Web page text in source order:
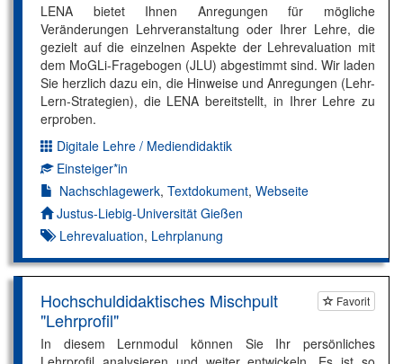
LENA bietet Ihnen Anregungen für mögliche
Veränderungen Lehrveranstaltung oder Ihrer Lehre, die
gezielt auf die einzelnen Aspekte der Lehrevaluation mit
dem MoGLi-Fragebogen (JLU) abgestimmt sind. Wir laden
Sie herzlich dazu ein, die Hinweise und Anregungen (Lehr-
Lern-Strategien), die LENA bereitstellt, in Ihrer Lehre zu
erproben.
Dimension:
Digitale Lehre / Mediendidaktik
Kompetenzniveau:
Einsteiger*in
Nachschlagewerk, Textdokument, Webseite
Autor*in:
Justus-Liebig-Universität Gießen
Lehrevaluation, Lehrplanung
Favorit
Hochschuldidaktisches Mischpult
"Lehrprofil"
In diesem Lernmodul können Sie Ihr persönliches